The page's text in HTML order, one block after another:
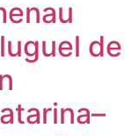
de